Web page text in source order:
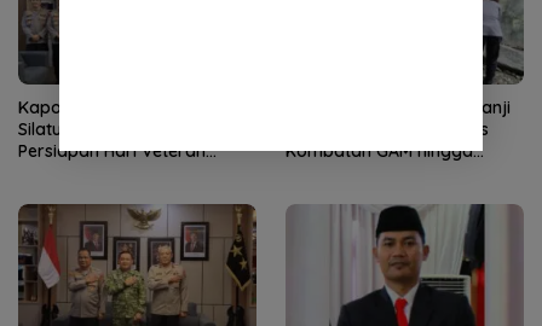
Kapolda Aceh Terima
Silaturahmi LVRI, Bahas
Persiapan Hari Veteran
Kapolres Aceh Selatan Janji
Rehab Rumah Janda Eks
Kombatan GAM hingga